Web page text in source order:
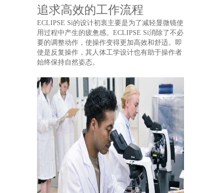
追求高效的工作流程
ECLIPSE Si的设计初衷主要是为了减轻显微镜使
用过程中产生的疲惫感。ECLIPSE Si消除了不必
要的调整动作，使操作变得更加高效和舒适。即
使是反复操作，其人体工学设计也有助于操作者
始终保持自然姿态。